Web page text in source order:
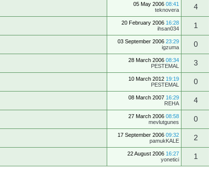
05 May 2006 08:41
teknovera
4
20 February 2006 16:28
ihsan034
1
03 September 2006 23:29
igzuma
0
28 March 2006 08:34
PESTEMAL
3
10 March 2012 19:19
PESTEMAL
0
08 March 2007 16:29
REHA
4
27 March 2006 08:58
mevlutgunes
0
17 September 2006 09:32
pamukKALE
2
22 August 2006 16:27
yonetici
1